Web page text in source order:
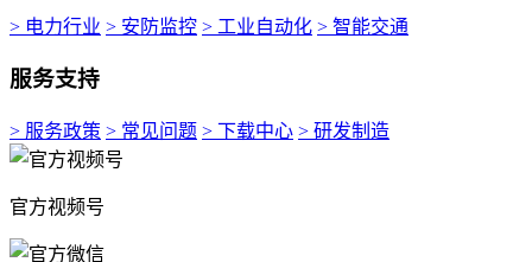
> 电力行业 > 安防监控 > 工业自动化 > 智能交通
服务支持
> 服务政策 > 常见问题 > 下载中心 > 研发制造
官方视频号